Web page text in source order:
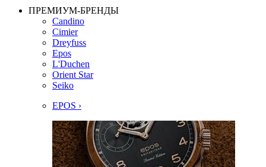
ПРЕМИУМ-БРЕНДЫ
Candino
Cimier
Dreyfuss
Epos
L'Duchen
Orient Star
Seiko
EPOS ›